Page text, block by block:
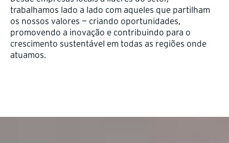
trabalhamos lado a lado com aqueles que partilham
os nossos valores — criando oportunidades,
promovendo a inovação e contribuindo para o
crescimento sustentável em todas as regiões onde
atuamos.